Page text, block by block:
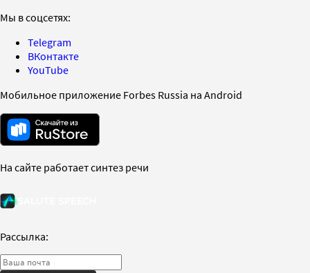
Мы в соцсетях:
Telegram
ВКонтакте
YouTube
Мобильное приложение Forbes Russia на Android
На сайте работает синтез речи
Рассылка: